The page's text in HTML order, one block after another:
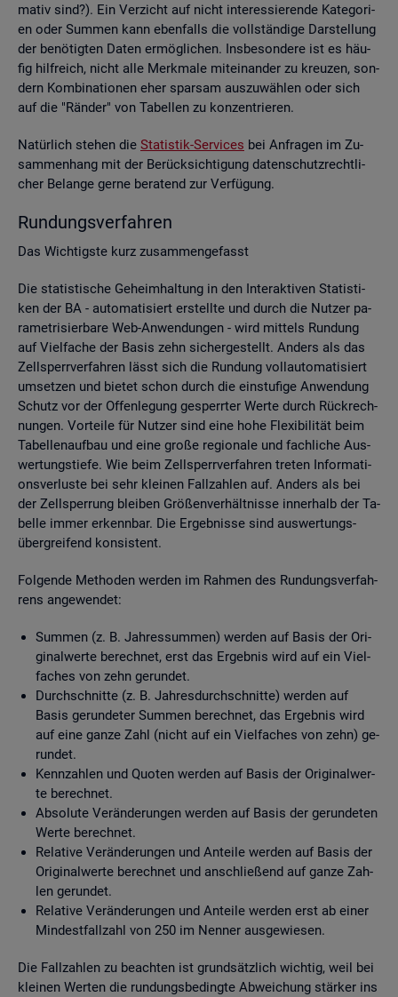
ma­tiv sind?). Ein Ver­zicht auf nicht in­ter­es­sie­ren­de Ka­te­go­ri­
en oder Sum­men kann eben­falls die voll­stän­di­ge Dar­stel­lung
der be­nö­tig­ten Daten er­mög­li­chen. Ins­be­son­de­re ist es häu­
fig hilf­reich, nicht alle Merk­ma­le mit­ein­an­der zu kreu­zen, son­
dern Kom­bi­na­tio­nen eher spar­sam aus­zu­wäh­len oder sich
auf die "Rän­der" von Ta­bel­len zu kon­zen­trie­ren.
Na­tür­lich ste­hen die Sta­tis­tik-Ser­vices bei An­fra­gen im Zu­
sam­men­hang mit der Be­rück­sich­ti­gung da­ten­schutz­recht­li­
cher Be­lan­ge gerne be­ra­tend zur Ver­fü­gung.
Run­dungs­ver­fah­ren
Das Wich­tigs­te kurz zu­sam­men­ge­fasst
Die sta­tis­ti­sche Ge­heim­hal­tung in den In­ter­ak­ti­ven Sta­tis­ti­
ken der BA - au­to­ma­ti­siert er­stell­te und durch die Nut­zer pa­
ra­me­tri­sier­ba­re Web-An­wen­dun­gen - wird mit­tels Run­dung
auf Viel­fa­che der Basis zehn si­cher­ge­stellt. An­ders als das
Zell­sperr­ver­fah­ren lässt sich die Run­dung voll­au­to­ma­ti­siert
um­set­zen und bie­tet schon durch die ein­stu­fi­ge An­wen­dung
Schutz vor der Of­fen­le­gung ge­sperr­ter Werte durch Rück­rech­
nun­gen. Vor­tei­le für Nut­zer sind eine hohe Fle­xi­bi­li­tät beim
Ta­bel­len­auf­bau und eine große re­gio­na­le und fach­li­che Aus­
wer­tungs­tie­fe. Wie beim Zell­sperr­ver­fah­ren tre­ten In­for­ma­ti­
ons­ver­lus­te bei sehr klei­nen Fall­zah­len auf. An­ders als bei
der Zell­sper­rung blei­ben Grö­ßen­ver­hält­nis­se in­ner­halb der Ta­
bel­le immer er­kenn­bar. Die Er­geb­nis­se sind aus­wer­tungs­
über­grei­fend kon­sis­tent.
Fol­gen­de Me­tho­den wer­den im Rah­men des Run­dungs­ver­fah­
rens an­ge­wen­det:
Sum­men (z. B. Jah­res­sum­men) wer­den auf Basis der Ori­
gi­nal­wer­te be­rech­net, erst das Er­geb­nis wird auf ein Viel­
fa­ches von zehn ge­run­det.
Durch­schnit­te (z. B. Jah­res­durch­schnit­te) wer­den auf
Basis ge­run­de­ter Sum­men be­rech­net, das Er­geb­nis wird
auf eine ganze Zahl (nicht auf ein Viel­fa­ches von zehn) ge­
run­det.
Kenn­zah­len und Quo­ten wer­den auf Basis der Ori­gi­nal­wer­
te be­rech­net.
Ab­so­lu­te Ver­än­de­run­gen wer­den auf Basis der ge­run­de­ten
Werte be­rech­net.
Re­la­ti­ve Ver­än­de­run­gen und An­tei­le wer­den auf Basis der
Ori­gi­nal­wer­te be­rech­net und an­schlie­ßend auf ganze Zah­
len ge­run­det.
Re­la­ti­ve Ver­än­de­run­gen und An­tei­le wer­den erst ab einer
Min­dest­fall­zahl von 250 im Nen­ner aus­ge­wie­sen.
Die Fall­zah­len zu be­ach­ten ist grund­sätz­lich wich­tig, weil bei
klei­nen Wer­ten die run­dungs­be­ding­te Ab­wei­chung stär­ker ins